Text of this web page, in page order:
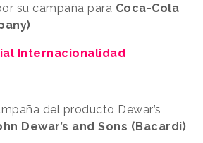
su campaña para Coca-Cola
Internacionalidad
del producto Dewar’s
Dewar’s and Sons (Bacardi)